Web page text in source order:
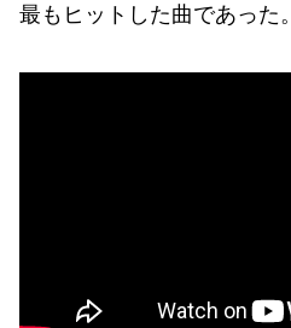
最もヒットした曲であった。